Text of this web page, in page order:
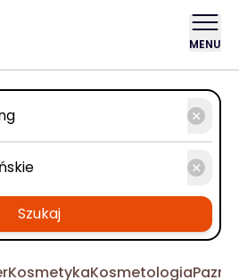
MENU
Szukaj
KosmetykaKosmetologia